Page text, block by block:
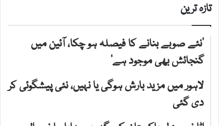
تازہ ترین
’نئے صوبے بنانے کا فیصلہ ہو چکا، آئین میں
گنجائش بھی موجود ہے‘
لاہور میں مزید بارش ہوگی یا نہیں، نئی پیشگوئی کر
دی گئی